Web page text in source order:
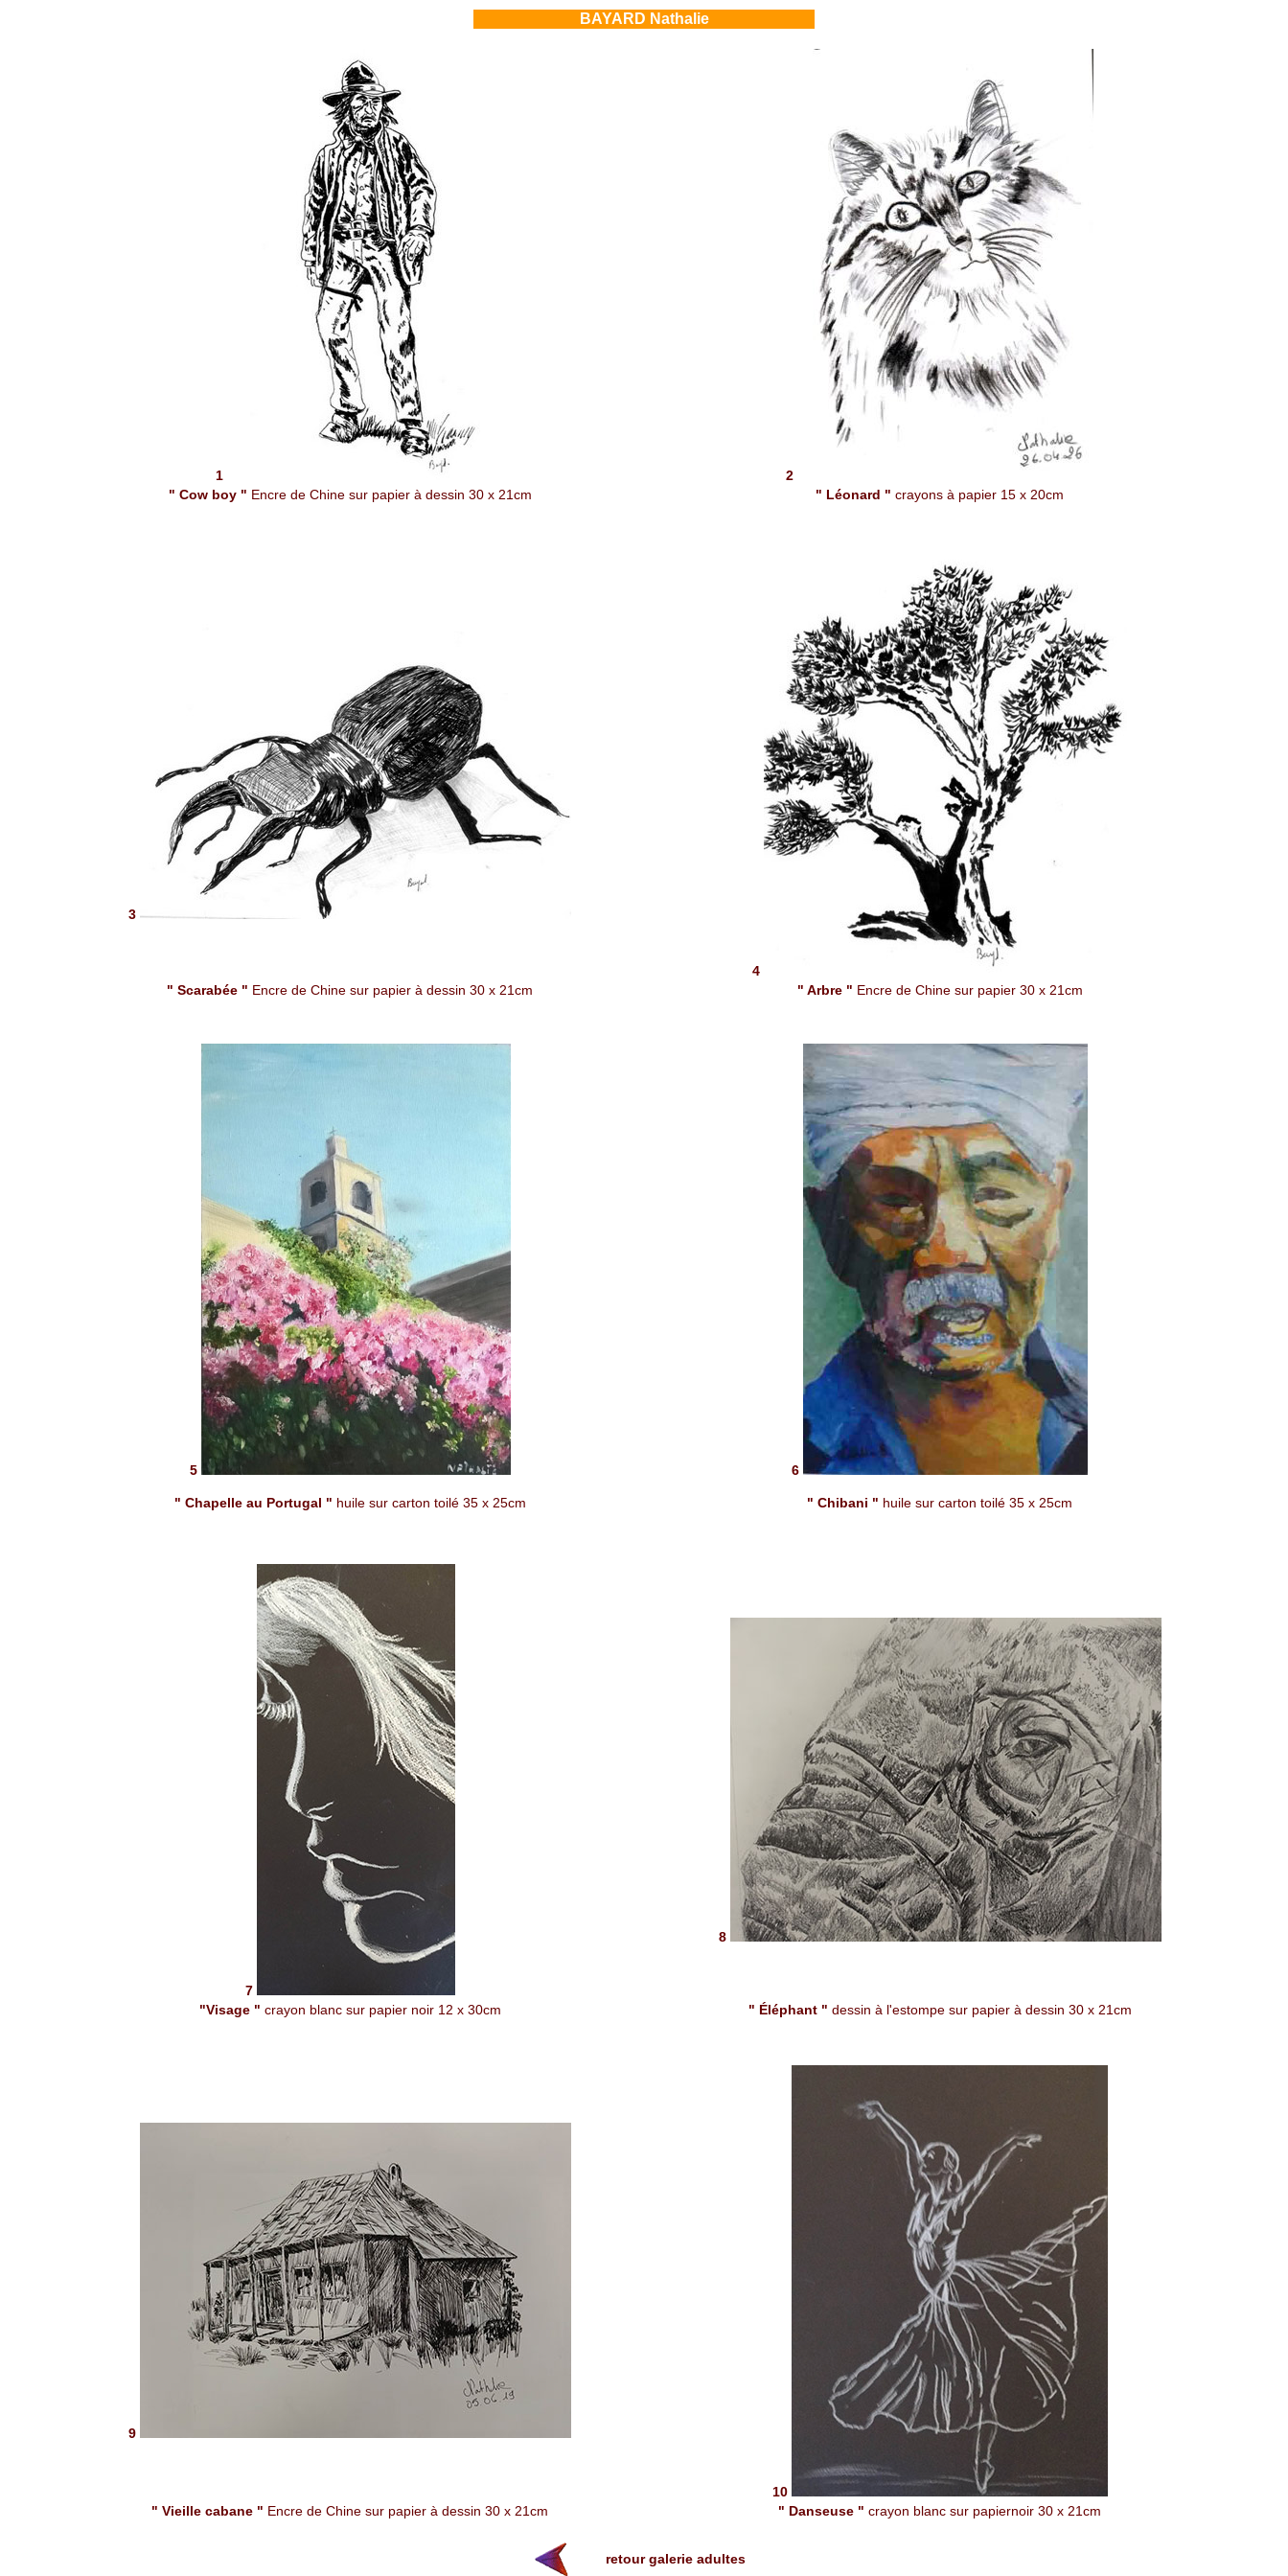
BAYARD Nathalie
1
2
" Cow boy " Encre de Chine sur papier à dessin 30 x 21cm " Léonard " crayons à papier 15 x 20cm
3
4
" Scarabée " Encre de Chine sur papier à dessin 30 x 21cm " Arbre " Encre de Chine sur papier 30 x 21cm
5 6
" Chapelle au Portugal " huile sur carton toilé 35 x 25cm " Chibani " huile sur carton toilé 35 x 25cm
7
8
"Visage " crayon blanc sur papier noir 12 x 30cm " Éléphant " dessin à l'estompe sur papier à dessin 30 x 21cm
9
10
" Vieille cabane " Encre de Chine sur papier à dessin 30 x 21cm " Danseuse " crayon blanc sur papiernoir 30 x 21cm
retour galerie adultes